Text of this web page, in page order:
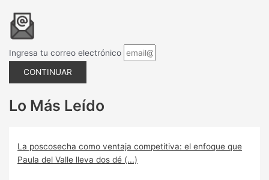
Ingresa tu correo electrónico
CONTINUAR
Lo Más Leído
La poscosecha como ventaja competitiva: el enfoque que
Paula del Valle lleva dos dé (...)